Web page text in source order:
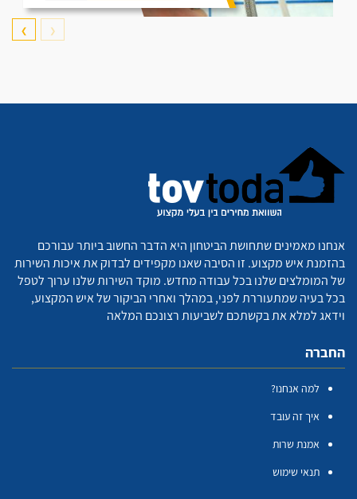
❮
❯
אנחנו מאמינים שתחושת הביטחון היא הדבר החשוב ביותר עבורכם
בהזמנת איש מקצוע. זו הסיבה שאנו מקפידים לבדוק את איכות השירות
של המומלצים שלנו בכל עבודה מחדש. מוקד השירות שלנו ערוך לטפל
בכל בעיה שמתעוררת לפני, במהלך ואחרי הביקור של איש המקצוע,
וידאג למלא את בקשתכם לשביעות רצונכם המלאה
החברה
למה אנחנו?
איך זה עובד
אמנת שרות
תנאי שימוש